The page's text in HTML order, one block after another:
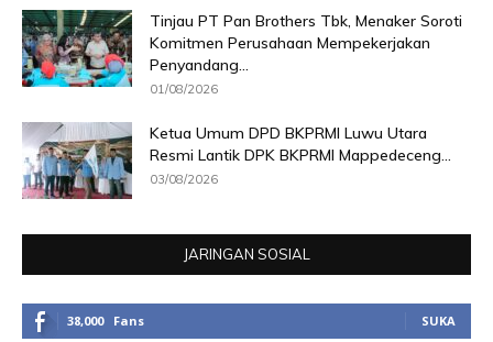
Tinjau PT Pan Brothers Tbk, Menaker Soroti
Komitmen Perusahaan Mempekerjakan
Penyandang...
01/08/2026
Ketua Umum DPD BKPRMI Luwu Utara
Resmi Lantik DPK BKPRMI Mappedeceng...
03/08/2026
JARINGAN SOSIAL
38,000 Fans SUKA